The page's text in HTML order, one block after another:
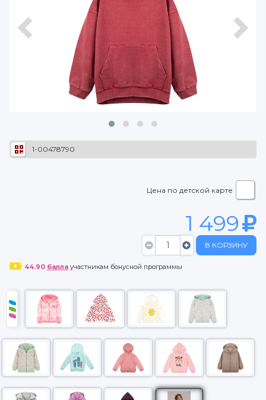
1-00478790
Цена по детской карте
1 499
В КОРЗИНУ
44.90 баллаучастникам бонусной программы